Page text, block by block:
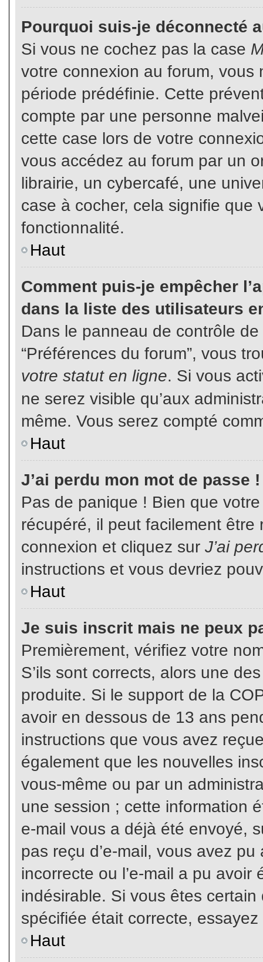
Pourquoi suis-je déconnecté
Si vous ne cochez pas la case
votre connexion au forum,
période prédéfinie. Cette
compte par une personne
cette case lors de votre
vous accédez au forum par un
librairie, un cybercafé, une
case à cocher, cela signifie que
fonctionnalité.
Haut
Comment puis-je empêcher
dans la liste des utilisateurs
Dans le panneau de contrôle
“Préférences du forum”, vous
votre statut en ligne. Si vous
ne serez visible qu’aux
même. Vous serez compté
Haut
J’ai perdu mon mot de passe !
Pas de panique ! Bien que
récupéré, il peut facilement
connexion et cliquez sur J’ai
instructions et vous devriez
Haut
Je suis inscrit mais ne peux
Premièrement, vérifiez votre
S’ils sont corrects, alors une
produite. Si le support de la
avoir en dessous de 13 ans
instructions que vous avez
également que les nouvelles
vous-même ou par un
une session ; cette information
e-mail vous a déjà été envoyé,
pas reçu d’e-mail, vous avez
incorrecte ou l’e-mail a pu
indésirable. Si vous êtes
spécifiée était correcte,
Haut